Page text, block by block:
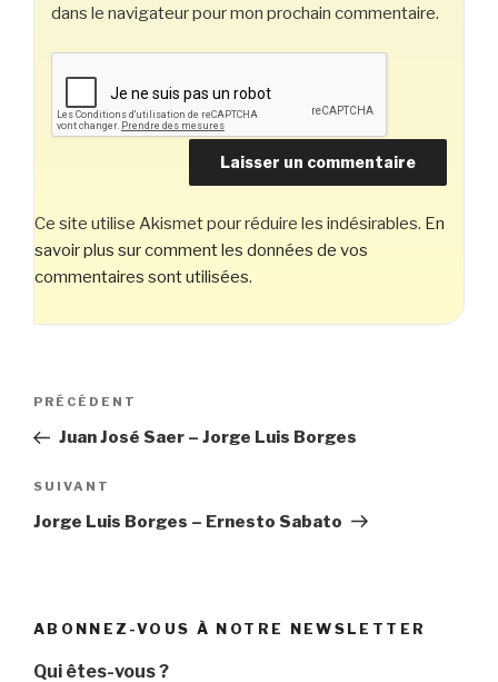
dans le navigateur pour mon prochain commentaire.
Ce site utilise Akismet pour réduire les indésirables. En
savoir plus sur comment les données de vos
commentaires sont utilisées.
Navigation
l’article
Article
précédent
PRÉCÉDENT
Juan José Saer – Jorge Luis Borges
Article
suivant
SUIVANT
Jorge Luis Borges – Ernesto Sabato
ABONNEZ-VOUS À NOTRE NEWSLETTER
Qui êtes-vous ?